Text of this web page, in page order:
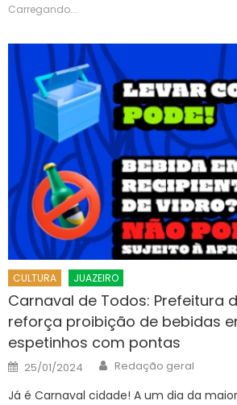
Carregando...
CULTURA JUAZEIRO
Carnaval de Todos: Prefeitura
reforça proibição de bebidas
espetinhos com pontas
Posted
on
25/01/2024 Author
Redação geral
Já é Carnaval cidade! A um dia da